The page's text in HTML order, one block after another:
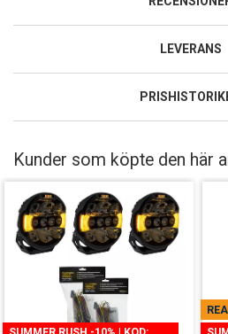
LEVERANS
Postnord MyPack Collect
99:-
Postnord Parcel (till företag)
129:-
DHL Service Point
79:-
DHL Företagspaket /
199:-
Kunder som köpte den här
REA